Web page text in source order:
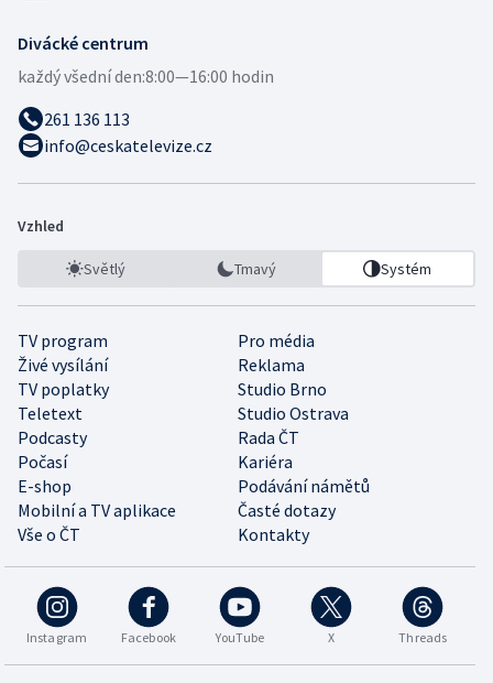
Divácké centrum
každý všední den:8:00—16:00 hodin
261 136 113
info@ceskatelevize.cz
Vzhled
Světlý Tmavý Systém
TV program
Pro média
Živé vysílání
Reklama
TV poplatky
Studio Brno
Teletext
Studio Ostrava
Podcasty
Rada ČT
Počasí
Kariéra
E-shop
Podávání námětů
Mobilní a TV aplikace
Časté dotazy
Vše o ČT
Kontakty
Instagram Facebook YouTube X Threads